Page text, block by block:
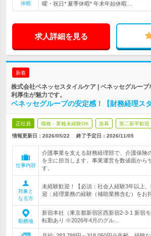
休暇
曜・祝日* 夏季休暇* 年末年始休暇…
求人詳細を見る
新着
株式会社ベネッセスタイルケア | ベネッセグルー
利厚生が魅力です。
ベネッセグループの安定感！【財務経理ス
正社員 職種・業種未経験OK 急募 第二新卒歓迎
情報更新日：2026/05/22 終了予定日： 2026/11/05
仕事内容
介護事業を支える財務経理部で、介護保険
を主に担当します。事業運営を数値面から
す。
対象と
なる方
未経験歓迎！【必須：社会人経験3年以上
迎：経理業務の経験（補助業務含む）をお
勤務地
新宿本社（東京都新宿区西新宿2-3-1 新宿
転勤あり ※2026年4月のグル…